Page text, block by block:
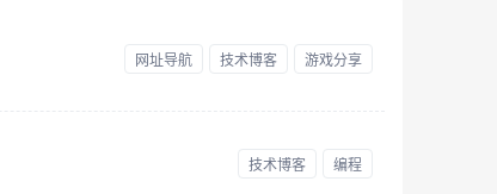
网址导航 技术博客 游戏分享
技术博客 编程